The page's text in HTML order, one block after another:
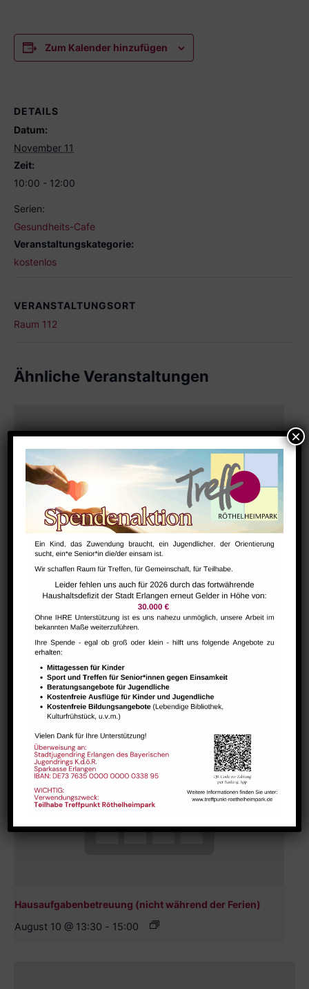
Zum Kalender hinzufügen
DETAILS
Datum:
November 11
Zeit:
10:00 - 12:00
Serien:
Gesundheits-Cafe
Veranstaltungskategorie:
kostenlos
VERANSTALTUNGSORT
Raum 112
Ähnliche Veranstaltungen
Bharathanatiyam Kindertanzgruppe
August 9 @ 10:00 - 12:00
Hausaufgabenbetreuung (nicht während der Ferien)
August 10 @ 13:30 - 15:00